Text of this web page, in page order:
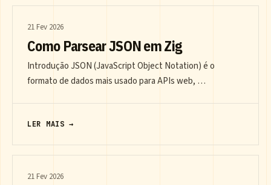
21 Fev 2026
Como Parsear JSON em Zig
Introdução JSON (JavaScript Object Notation) é o
formato de dados mais usado para APIs web, …
LER MAIS →
21 Fev 2026